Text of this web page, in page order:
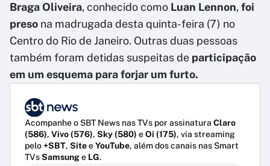
Braga Oliveira, conhecido como Luan Lennon, foi
preso na madrugada desta quinta-feira (7) no
Centro do Rio de Janeiro. Outras duas pessoas
também foram detidas suspeitas de participação
em um esquema para forjar um furto.
Acompanhe o SBT News nas TVs por assinatura Claro
(586), Vivo (576), Sky (580) eOi (175), via streaming
pelo+SBT, SiteeYouTube, além dos canais nas Smart
TVsSamsunge LG.